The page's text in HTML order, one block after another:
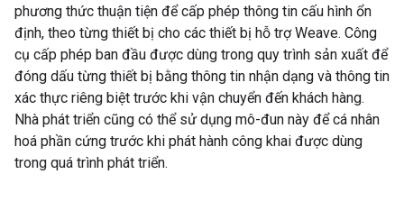
phương thức thuận tiện để cấp phép thông tin cấu hình ổn
định, theo từng thiết bị cho các thiết bị hỗ trợ Weave. Công
cụ cấp phép ban đầu được dùng trong quy trình sản xuất để
đóng dấu từng thiết bị bằng thông tin nhận dạng và thông tin
xác thực riêng biệt trước khi vận chuyển đến khách hàng.
Nhà phát triển cũng có thể sử dụng mô-đun này để cá nhân
hoá phần cứng trước khi phát hành công khai được dùng
trong quá trình phát triển.